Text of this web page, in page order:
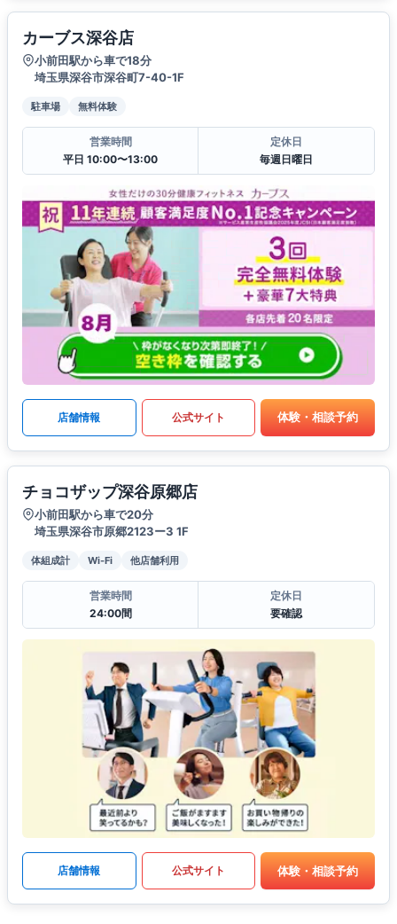
カーブス深谷店
小前田駅から車で18分
埼玉県深谷市深谷町7-40-1F
駐車場 無料体験
営業時間
平日 10:00〜13:00
定休日
毎週日曜日
店舗情報 公式サイト 体験・相談予約
チョコザップ深谷原郷店
小前田駅から車で20分
埼玉県深谷市原郷2123ー3 1F
体組成計 Wi-Fi 他店舗利用
営業時間
24:00間
定休日
要確認
店舗情報 公式サイト 体験・相談予約